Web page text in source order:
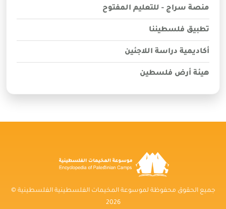
منصة سراج - للتعليم المفتوح
تطبيق فلسطيننا
أكاديمية دراسة اللاجئين
هيئة أرض فلسطين
جميع الحقوق محفوظة لموسوعة المخيمات الفلسطينية الفلسطينية ©
2026